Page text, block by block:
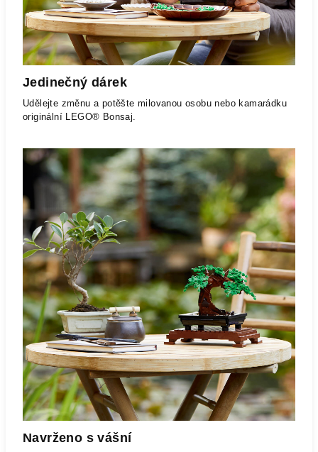
Jedinečný dárek
Udělejte změnu a potěšte milovanou osobu nebo kamarádku
originální LEGO® Bonsaj.
Navrženo s vášní